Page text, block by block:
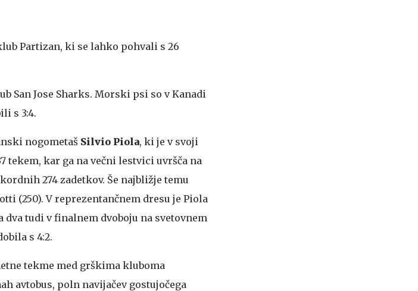
Partizan, ki se lahko pohvali s 26
Jose Sharks. Morski psi so v Kanadi
s 3:4.
nogometaš Silvio Piola, ki je v svoji
kar ga na večni lestvici uvršča na
274 zadetkov. Še najbližje temu
(250). V reprezentančnem dresu je Piola
tudi v finalnem dvoboju na svetovnem
s 4:2.
tekme med grškima kluboma
avtobus, poln navijačev gostujočega